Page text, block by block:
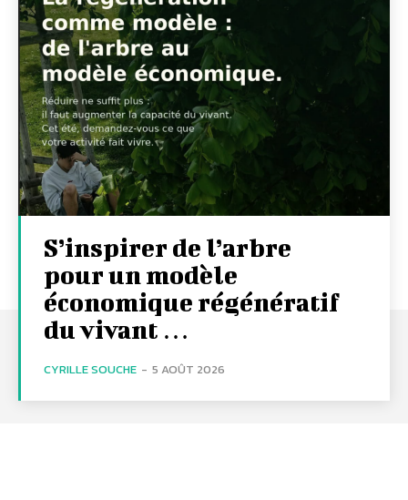
S’inspirer de l’arbre
pour un modèle
économique régénératif
du vivant …
CYRILLE SOUCHE - 5 AOÛT 2026